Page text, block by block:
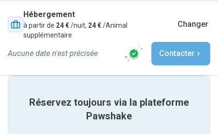
Hébergement
à partir de 24 €/nuit, 24 €/Animal
supplémentaire
Changer
Aucune date n'est précisée Contacter
Réservez toujours via la plateforme
Pawshake